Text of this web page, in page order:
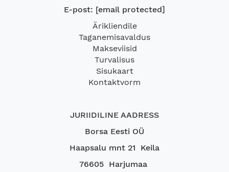
E-post: [email protected]
Ärikliendile
Taganemisavaldus
Makseviisid
Turvalisus
Sisukaart
Kontaktvorm
JURIIDILINE AADRESS
Borsa Eesti OÜ
Haapsalu mnt 21 Keila
76605 Harjumaa